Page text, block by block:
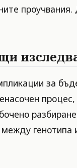
за
генотипа